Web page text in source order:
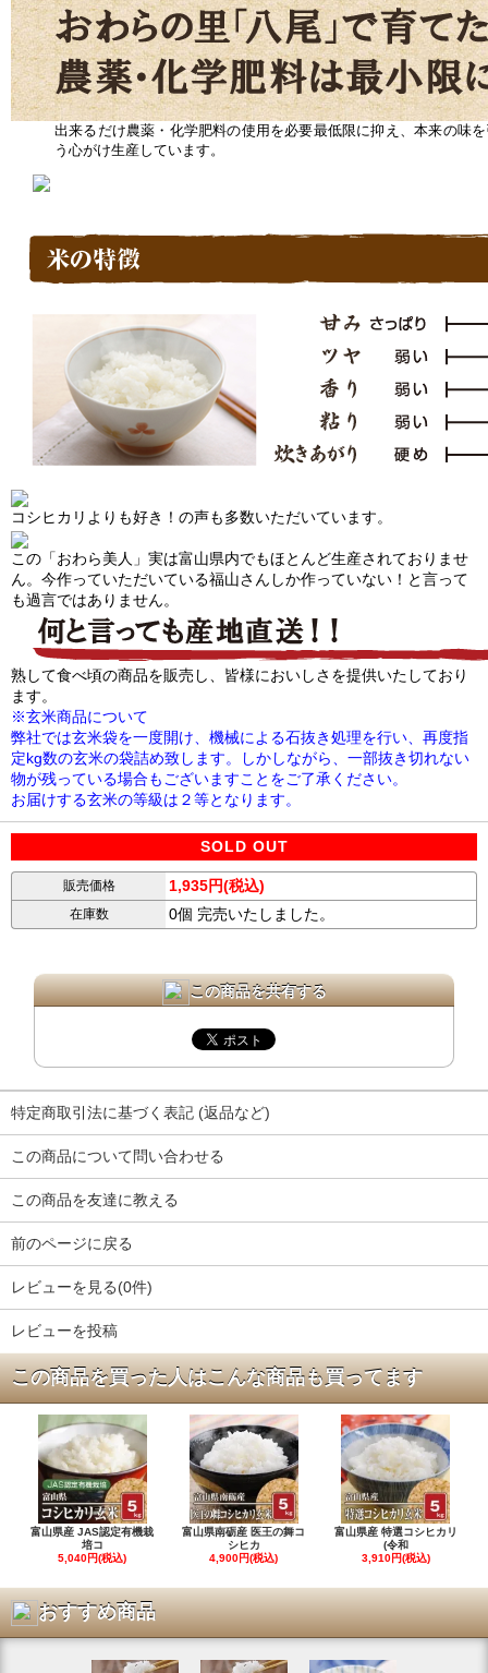
出来るだけ農薬・化学肥料の使用を必要最低限に抑え、本来の味
う心がけ生産しています。
コシヒカリよりも好き！の声も多数いただいています。
この「おわら美人」実は富山県内でもほとんど生産されておりませ
ん。今作っていただいている福山さんしか作っていない！と言って
も過言ではありません。
熟して食べ頃の商品を販売し、皆様においしさを提供いたしており
ます。
※玄米商品について
弊社では玄米袋を一度開け、機械による石抜き処理を行い、再度指
定kg数の玄米の袋詰め致します。しかしながら、一部抜き切れない
物が残っている場合もございますことをご了承ください。
お届けする玄米の等級は２等となります。
SOLD OUT
販売価格 1,935円(税込)
在庫数 0個 完売いたしました。
この商品を共有する
特定商取引法に基づく表記 (返品など)
この商品について問い合わせる
この商品を友達に教える
前のページに戻る
レビューを見る(0件)
レビューを投稿
この商品を買った人はこんな商品も買ってます
富山県産 JAS認定有機栽
培コ
5,040円(税込)
富山県南砺産 医王の舞コ
シヒカ
4,900円(税込)
富山県産 特選コシヒカリ
(令和
3,910円(税込)
おすすめ商品